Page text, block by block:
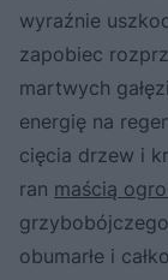
wyraźnie
zapobiec
martwych
energię na
cięcia drzew i
ran maścią
obumarłe i